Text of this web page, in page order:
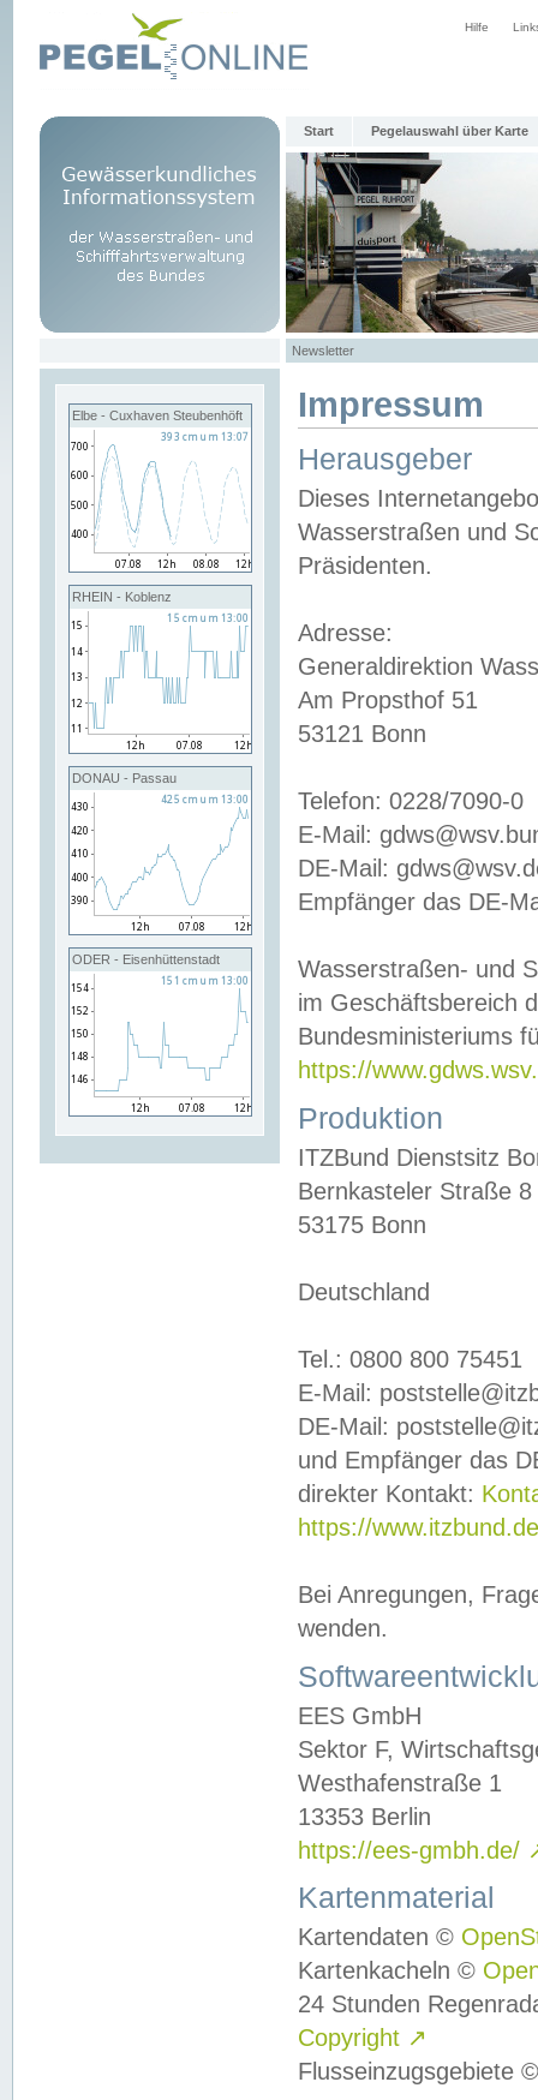
Hilfe
Start Pegelauswahl über Karte
Newsletter
Elbe - Cuxhaven Steubenhöft
RHEIN - Koblenz
DONAU - Passau
ODER - Eisenhüttenstadt
Impressum
Herausgeber
Dieses
Wasserstraßen und
Präsidenten.
Adresse:
Generaldirektion
Am Propsthof 51
53121 Bonn
Telefon: 0228/7090-0
E-Mail:
DE-Mail:
Empfänger das DE-
Wasserstraßen- und
im Geschäftsbereich
Bundesministeriums
https://
Produktion
ITZBund Dienstsitz
Bernkasteler Straße 8
53175 Bonn
Deutschland
Tel.: 0800 800 75451
E-Mail:
DE-Mail:
und Empfänger das
direkter Kontakt:
https://
Bei Anregungen,
wenden.
EES GmbH
Sektor F,
Westhafenstraße 1
13353 Berlin
https://ees-gmbh.de/
Kartenmaterial
Kartendaten ©
Kartenkacheln ©
24 Stunden
Copyright ↗
Flusseinzugsgebiete